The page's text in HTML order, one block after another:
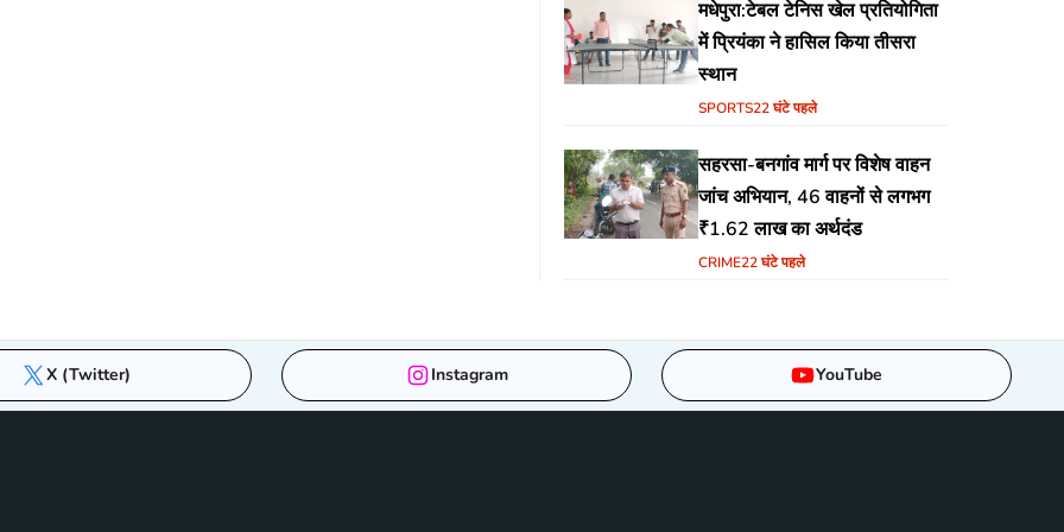
मधेपुरा:टेबल टेनिस खेल प्रतियोगिता
में प्रियंका ने हासिल किया तीसरा
स्थान
SPORTS22 घंटे पहले
सहरसा-बनगांव मार्ग पर विशेष वाहन
जांच अभियान, 46 वाहनों से लगभग
₹1.62 लाख का अर्थदंड
CRIME22 घंटे पहले
X (Twitter) Instagram YouTube